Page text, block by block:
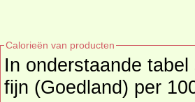
Calorieën van producten
In onderstaande
fijn (Goedland) per